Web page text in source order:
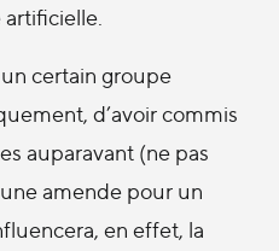
certain groupe
d’avoir commis
auparavant (ne pas
amende pour un
en effet, la